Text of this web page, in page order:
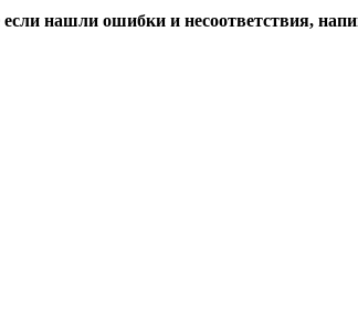
нашли ошибки и несоответствия,